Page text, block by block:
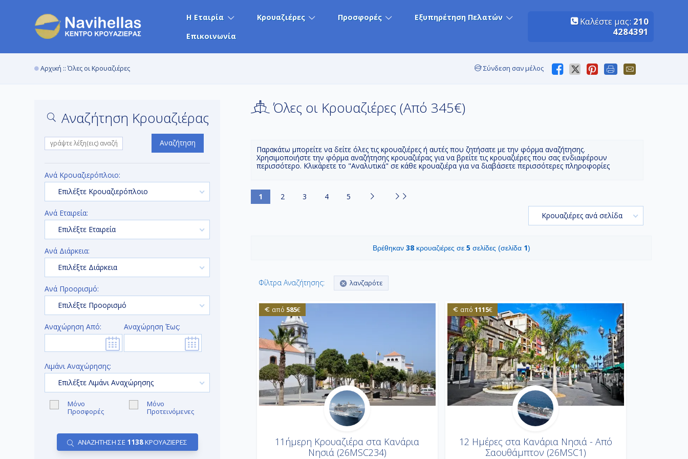
Η Εταιρία Κρουαζιέρες Προσφορές
Εξυπηρέτηση Πελατών
Επικοινωνία
Καλέστε μας: 210
4284391
Αρχική :: Όλες οι Κρουαζιέρες Σύνδεση σαν μέλος
Όλες οι Κρουαζιέρες (Aπό 345€)
Παρακάτω μπορείτε να δείτε όλες τις κρουαζιέρες ή αυτές που ζητήσατε με την φόρμα αναζήτησης.
Χρησιμοποιήστε την φόρμα αναζήτησης κρουαζιέρας για να βρείτε τις κρουαζιέρες που σας ενδιαφέρουν
περισσότερο. Κλικάρετε το "Αναλυτικά" σε κάθε κρουαζιέρα για να διαβάσετε περισσότερες πληροφορίες
1 2 3 4
5
Κρουαζιέρες ανά σελίδα
Βρέθηκαν 38κρουαζιέρες σε 5 σελίδες (σελίδα 1)
Φίλτρα Αναζήτησης: λανζαρότε
από 585€
11ήμερη Κρουαζιέρα στα Κανάρια
Νησιά (26MSC234)
από 1115€
12 Ημέρες στα Κανάρια Νησιά - Από
Σαουθάμπτον (26MSC1)
Αναζήτηση Κρουαζιέρας
Αναζήτηση
Ανά Κρουαζιερόπλοιο:
Επιλέξτε Κρουαζιερόπλοιο
Ανά Εταιρεία:
Επιλέξτε Εταιρεία
Ανά Διάρκεια:
Επιλέξτε Διάρκεια
Ανά Προορισμό:
Επιλέξτε Προορισμό
Αναχώρηση Από: Αναχώρηση Έως:
Λιμάνι Αναχώρησης:
Επιλέξτε Λιμάνι Αναχώρησης
Μόνο
Προσφορές
Μόνο
Προτεινόμενες
ΑΝΑΖΗΤΗΣΗ ΣΕ 1138ΚΡΟΥΑΖΙΕΡΕΣ